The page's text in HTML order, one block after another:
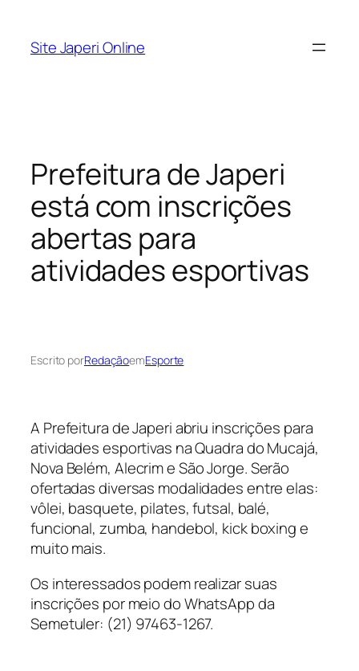
Site Japeri Online
Prefeitura de Japeri
está com inscrições
abertas para
atividades esportivas
Escrito porRedaçãoemEsporte
A Prefeitura de Japeri abriu inscrições para
atividades esportivas na Quadra do Mucajá,
Nova Belém, Alecrim e São Jorge. Serão
ofertadas diversas modalidades entre elas:
vôlei, basquete, pilates, futsal, balé,
funcional, zumba, handebol, kick boxing e
muito mais.
Os interessados podem realizar suas
inscrições por meio do WhatsApp da
Semetuler: (21) 97463-1267.